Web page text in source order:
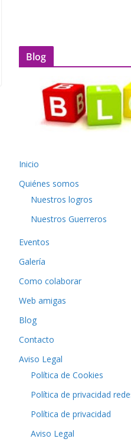
Blog
Inicio
Quiénes somos
Nuestros logros
Nuestros Guerreros
Eventos
Galería
Como colaborar
Web amigas
Blog
Contacto
Aviso Legal
Política de Cookies
Política de privacidad
Política de privacidad
Aviso Legal